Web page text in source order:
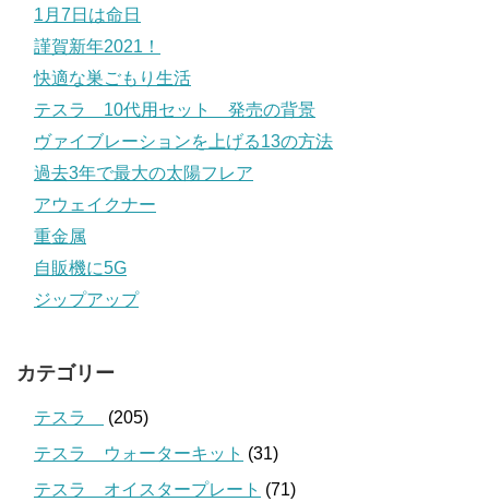
1月7日は命日
謹賀新年2021！
快適な巣ごもり生活
テスラ 10代用セット 発売の背景
ヴァイブレーションを上げる13の方法
過去3年で最大の太陽フレア
アウェイクナー
重金属
自販機に5G
ジップアップ
カテゴリー
テスラ
(205)
テスラ ウォーターキット (31)
テスラ オイスタープレート (71)